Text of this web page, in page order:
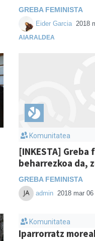
GREBA FEMINISTA
Eider Garcia 2018
AIARALDEA
Komunitatea
[INKESTA]
beharrezkoa da,
GREBA FEMINISTA
admin 2018 mar 06
Komunitatea
Iparrorratz